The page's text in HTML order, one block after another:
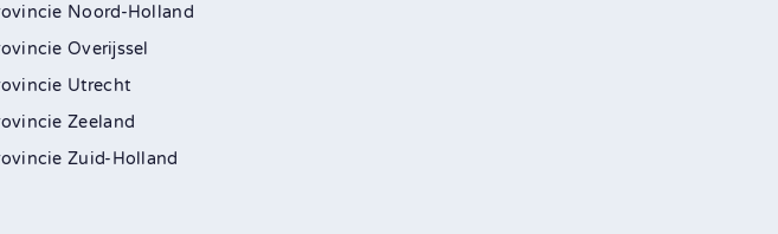
Noord-Holland
Overijssel
Utrecht
Zeeland
Zuid-Holland